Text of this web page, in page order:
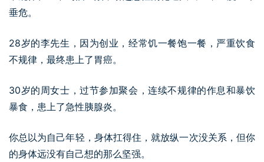
垂危。
28岁的李先生，因为创业，经常饥一餐饱一餐，严重饮食
不规律，最终患上了胃癌。
30岁的周女士，过节参加聚会，连续不规律的作息和暴饮
暴食，患上了急性胰腺炎。
你总以为自己年轻，身体扛得住，就放纵一次没关系，但你
的身体远没有自己想的那么坚强。